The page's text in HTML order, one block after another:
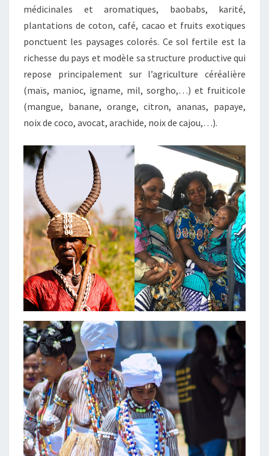
médicinales et aromatiques, baobabs, karité,
plantations de coton, café, cacao et fruits exotiques
ponctuent les paysages colorés. Ce sol fertile est la
richesse du pays et modèle sa structure productive qui
repose principalement sur l’agriculture céréalière
(maïs, manioc, igname, mil, sorgho,…) et fruiticole
(mangue, banane, orange, citron, ananas, papaye,
noix de coco, avocat, arachide, noix de cajou,…).